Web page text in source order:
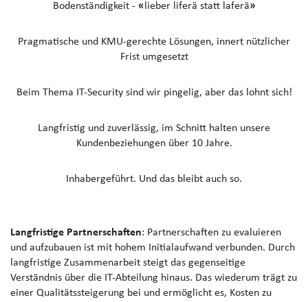
Bodenständigkeit - «lieber liferä statt laferä»
Pragmatische und KMU-gerechte Lösungen, innert nützlicher
Frist umgesetzt
Beim Thema IT-Security sind wir pingelig, aber das lohnt sich!
Langfristig und zuverlässig, im Schnitt halten unsere
Kundenbeziehungen über 10 Jahre.
Inhabergeführt. Und das bleibt auch so.
Langfristige Partnerschaften: Partnerschaften zu evaluieren
und aufzubauen ist mit hohem Initialaufwand verbunden. Durch
langfristige Zusammenarbeit steigt das gegenseitige
Verständnis über die IT-Abteilung hinaus. Das wiederum trägt zu
einer Qualitätssteigerung bei und ermöglicht es, Kosten zu